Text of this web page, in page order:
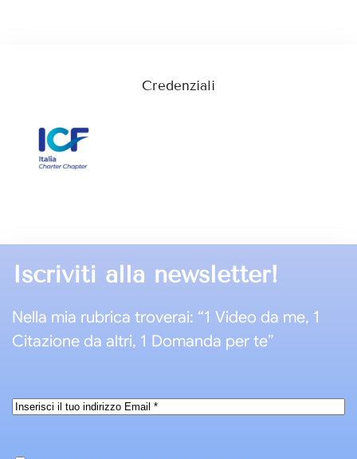
Credenziali
Iscriviti alla newsletter!
Nella mia rubrica troverai: “1 Video da me, 1
Citazione da altri, 1 Domanda per te”
Email*